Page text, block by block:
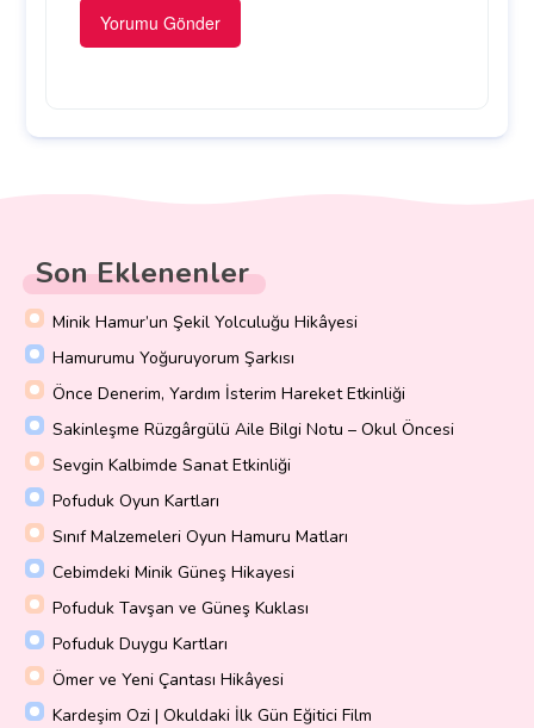
Son Eklenenler
Minik Hamur’un Şekil Yolculuğu Hikâyesi
Hamurumu Yoğuruyorum Şarkısı
Önce Denerim, Yardım İsterim Hareket Etkinliği
Sakinleşme Rüzgârgülü Aile Bilgi Notu – Okul Öncesi
Sevgin Kalbimde Sanat Etkinliği
Pofuduk Oyun Kartları
Sınıf Malzemeleri Oyun Hamuru Matları
Cebimdeki Minik Güneş Hikayesi
Pofuduk Tavşan ve Güneş Kuklası
Pofuduk Duygu Kartları
Ömer ve Yeni Çantası Hikâyesi
Kardeşim Ozi | Okuldaki İlk Gün Eğitici Film